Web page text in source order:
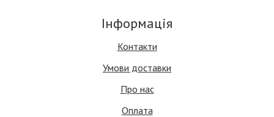
Інформація
Контакти
Умови доставки
Про нас
Оплата